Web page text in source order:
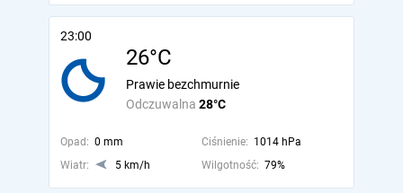
23:00
26°C
Odczuwalna 28°C
Prawie bezchmurnie
Opad: 0 mm Ciśnienie: 1014 hPa
Wiatr:
5 km/h Wilgotność: 79%